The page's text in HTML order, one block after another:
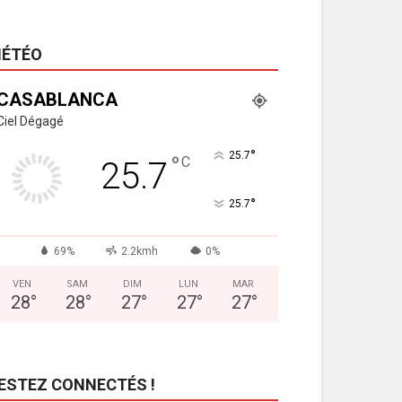
Dégagé
25.7 °C 25.7°
25.7°
69% 2.2kmh 0%
VEN
28°
SAM
28°
DIM
27°
LUN
27°
MAR
27°
CONNECTÉS !